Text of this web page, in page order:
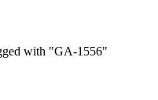
with "GA-1556"